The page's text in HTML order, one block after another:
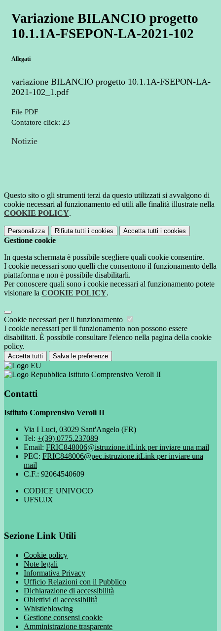
Variazione BILANCIO progetto
10.1.1A-FSEPON-LA-2021-102
Allegati
variazione BILANCIO progetto 10.1.1A-FSEPON-LA-
2021-102_1.pdf
File PDF
Contatore click: 23
Notizie
Questo sito o gli strumenti terzi da questo utilizzati si avvalgono di
cookie necessari al funzionamento ed utili alle finalità illustrate nella
COOKIE POLICY.
Personalizza Rifiuta tutti i cookies Accetta tutti i cookies
Gestione cookie
In questa schermata è possibile scegliere quali cookie consentire.
I cookie necessari sono quelli che consentono il funzionamento della
piattaforma e non è possibile disabilitarli.
Per conoscere quali sono i cookie necessari al funzionamento potete
visionare la COOKIE POLICY.
Cookie necessari per il funzionamento
I cookie necessari per il funzionamento non possono essere
disabilitati. È possibile consultare l'elenco nella pagina della cookie
policy.
Accetta tutti Salva le preferenze
Istituto Comprensivo Veroli II
Contatti
Istituto Comprensivo Veroli II
Via I Luci, 03029 Sant'Angelo (FR)
Tel: +(39) 0775.237089
Email: FRIC848006@istruzione.itLink per inviare una mail
PEC: FRIC848006@pec.istruzione.itLink per inviare una
mail
C.F.: 92064540609
CODICE UNIVOCO
UFSUJX
Sezione Link Utili
Cookie policy
Note legali
Informativa Privacy
Ufficio Relazioni con il Pubblico
Dichiarazione di accessibilità
Obiettivi di accessibilità
Whistleblowing
Gestione consensi cookie
Amministrazione trasparente